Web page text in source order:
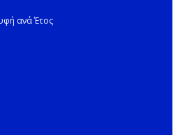
ανά Έτος